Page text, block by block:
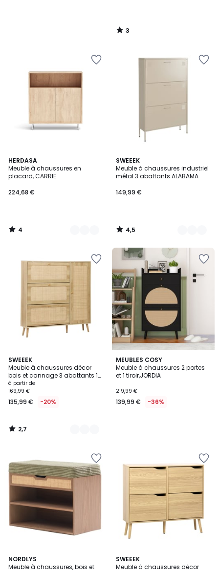
3
/
HERDASA
Meuble à chaussures en
placard, CARRIE
224,68 €
4
/
5
4
Couleurs
4
/
SWEEEK
Meuble à chaussures industriel
métal 3 abattants ALABAMA
149,99 €
4,5
/ 5
2
Couleurs
4,5
/
SWEEEK
Meuble à chaussures décor
bois et cannage 3 abattants 1
porte BOHÈME
à partir de
169,99 €
135,99 € -20%
2,7
/ 5
3
Couleurs
2,7
/
MEUBLES COSY
Meuble à chaussures 2 portes
et 1 tiroir,JORDIA
219,99 €
139,99 € -36%
NORDLYS
Meuble à chaussures, bois et
SWEEEK
Meuble à chaussures décor
3,5
/ 5
2
Couleurs